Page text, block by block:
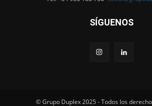
SÍGUENOS
© Grupo Duplex 2025 - Todos los